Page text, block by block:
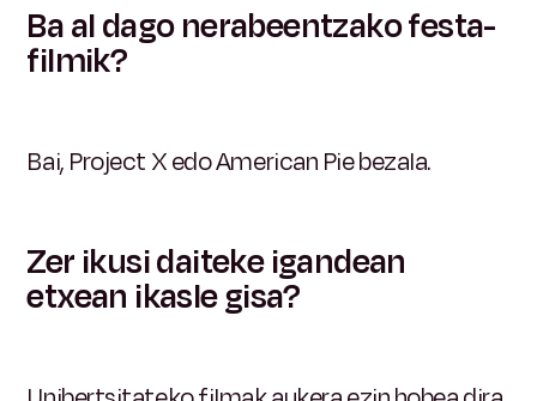
Ba al dago nerabeentzako festa-
filmik?
Bai, Project X edo American Pie bezala.
Zer ikusi daiteke igandean
etxean ikasle gisa?